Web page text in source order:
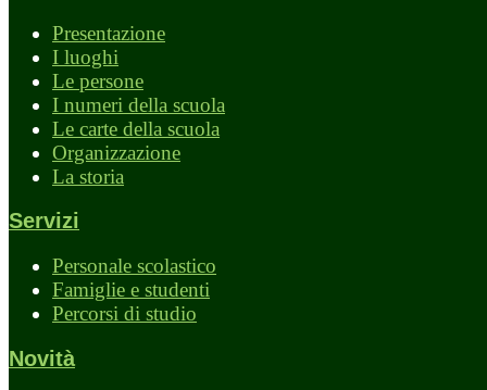
Presentazione
I luoghi
Le persone
I numeri della scuola
Le carte della scuola
Organizzazione
La storia
Servizi
Personale scolastico
Famiglie e studenti
Percorsi di studio
Novità